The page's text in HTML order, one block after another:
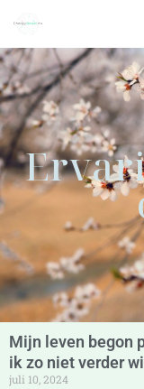
Ga
naar
de
inhoud
Mijn leven begon
ik zo niet verder
juli 10, 2024